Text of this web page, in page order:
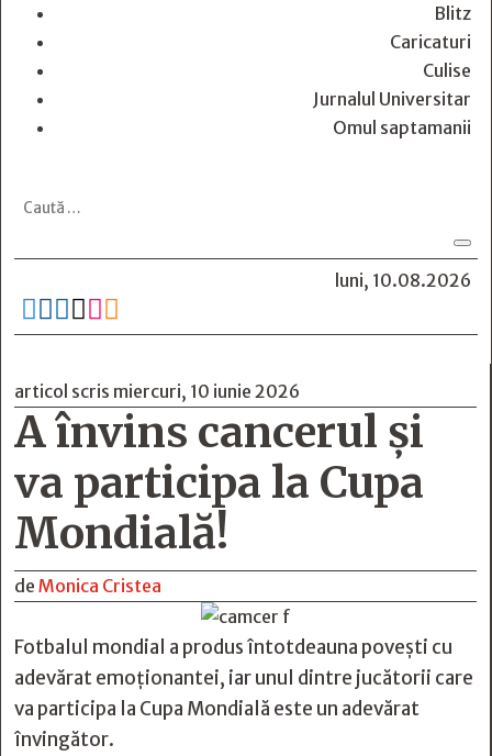
Blitz
Caricaturi
Culise
Jurnalul Universitar
Omul saptamanii
luni, 10.08.2026
     
articol scris miercuri, 10 iunie 2026
A învins cancerul și
va participa la Cupa
Mondială!
de Monica Cristea
Fotbalul mondial a produs întotdeauna povești cu
adevărat emoționantei, iar unul dintre jucătorii care
va participa la Cupa Mondială este un adevărat
învingător.